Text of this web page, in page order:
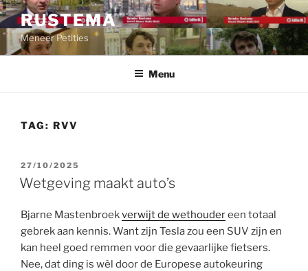
Ga
naar
inhoud
RUSTEMA
Meneer Petities
Menu
TAG: RVV
GEPLAATST
OP
27/10/2025
Wetgeving maakt auto’s
Bjarne Mastenbroekverwijt de wethoudereen totaal
gebrek aan kennis. Want zijn Tesla zou een SUV zijn en
kan heel goed remmen voor die gevaarlijke fietsers.
Nee, dat ding is wèl door de Europese autokeuring